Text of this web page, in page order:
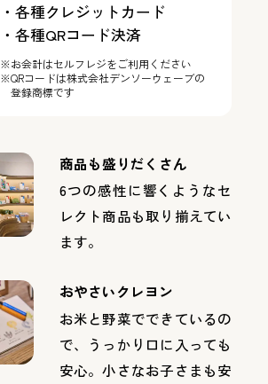
・各種クレジットカード
・各種QRコード決済
※お会計はセルフレジをご利用ください
※QRコードは株式会社デンソーウェーブの
登録商標です
商品も盛りだくさん
6つの感性に響くようなセ
レクト商品も取り揃えてい
ます。
おやさいクレヨン
お米と野菜でできているの
で、うっかり口に入っても
安心。小さなお子さまも安